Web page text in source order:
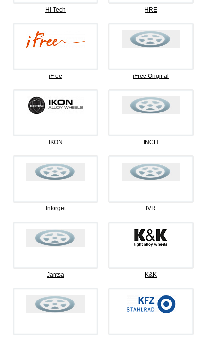
Hi-Tech HRE
iFree iFree Original
IKON INCH
Inforget IVR
Jantsa K&K